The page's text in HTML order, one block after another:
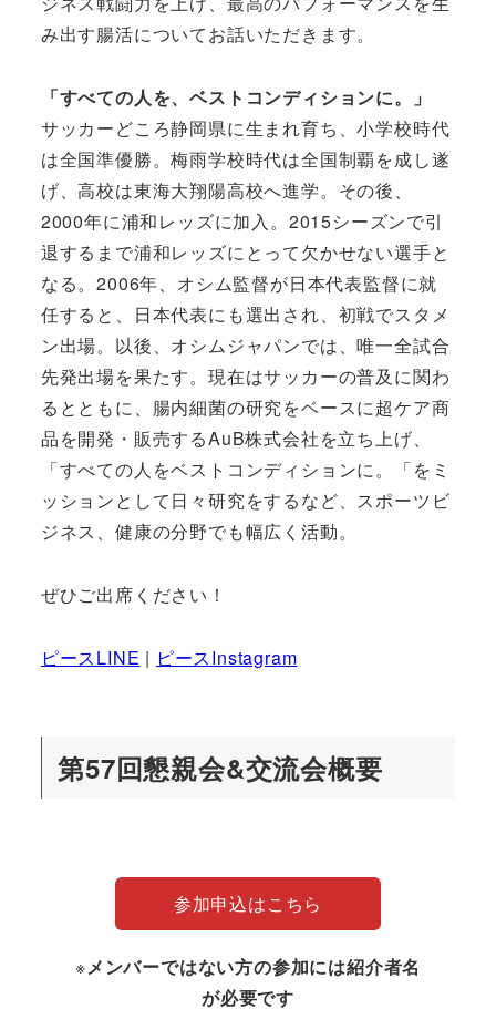
み出す腸活についてお話いただきます。
「すべての人を、ベストコンディションに。」
サッカーどころ静岡県に生まれ育ち、小学校時代
は全国準優勝。梅雨学校時代は全国制覇を成し遂
げ、高校は東海大翔陽高校へ進学。その後、
2000年に浦和レッズに加入。2015シーズンで引
退するまで浦和レッズにとって欠かせない選手と
なる。2006年、オシム監督が日本代表監督に就
任すると、日本代表にも選出され、初戦でスタメ
ン出場。以後、オシムジャパンでは、唯一全試合
先発出場を果たす。現在はサッカーの普及に関わ
るとともに、腸内細菌の研究をベースに超ケア商
品を開発・販売するAuB株式会社を立ち上げ、
「すべての人をベストコンディションに。「をミ
ッションとして日々研究をするなど、スポーツビ
ジネス、健康の分野でも幅広く活動。
ぜひご出席ください！
ピースLINE | ピースInstagram
第57回懇親会&交流会概要
参加申込はこちら
※メンバーではない方の参加には紹介者名
が必要です